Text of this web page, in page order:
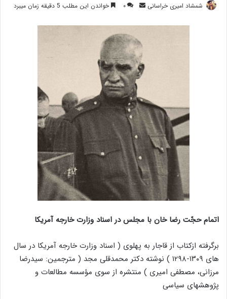
شمشاد امیری خراسانی
ارسال۰ خواندن این مطلب 5 دقیقه زمان میبرد
اتمام حجّت رضا خان با مجلس در اسناد وزارت خارجه آمریکا
برگرفته ازکتاب از قاجار به پهلوی ( اسناد وزارت خارجه آمریکا در سال
های ۱۳۰۹-۱۲۹۸ ) نوشته دکتر محمدقلی مجد ( مترجمین: سیدرضا
مرزانی، مصطفی امیری ) منتشره از سوی مؤسسه مطالعات و
پژوهشهای سیاسی